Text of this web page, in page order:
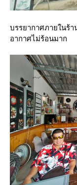
บรรยากาศภายในร้
อากาศไม่ร้อนมาก